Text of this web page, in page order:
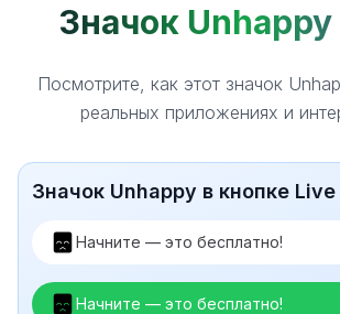
Значок Unhappy
Посмотрите, как этот значок
реальных приложениях и
Значок Unhappy в кнопке Live
Начните — это бесплатно!
Начните — это бесплатно!